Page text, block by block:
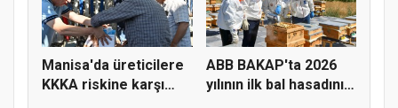
Manisa'da üreticilere
KKKA riskine karşı
ABB BAKAP'ta 2026
yılının ilk bal hasadını